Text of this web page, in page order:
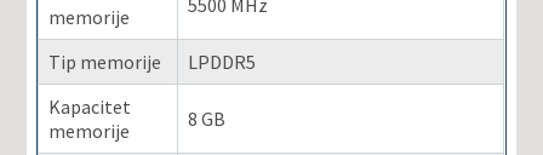
memorije
5500 MHz
Tip memorije
LPDDR5
Kapacitet
memorije
8 GB